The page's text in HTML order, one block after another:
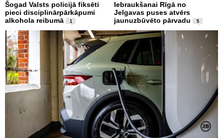
Šogad Valsts policijā fiksēti
pieci disciplinārpārkāpumi
alkohola reibumā
1
Iebraukšanai Rīgā no
Jelgavas puses atvērs
jaunuzbūvēto pārvadu
5